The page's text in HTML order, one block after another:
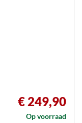
€ 249,90
Op voorraad